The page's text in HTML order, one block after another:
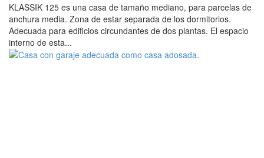
KLASSIK 125 es una casa de tamaño mediano, para parcelas de
anchura media. Zona de estar separada de los dormitorios.
Adecuada para edificios circundantes de dos plantas. El espacio
interno de esta...